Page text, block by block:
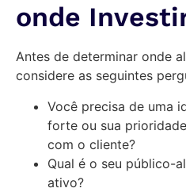
onde
Antes de determinar onde
considere as seguintes
Você precisa de uma
forte ou sua
com o cliente?
Qual é o seu público-
ativo?